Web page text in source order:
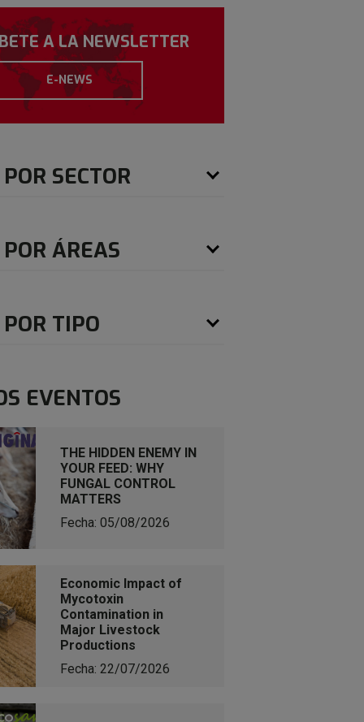
A LA NEWSLETTER
E-NEWS
SECTOR
ÁREAS
TIPO
EVENTOS
THE HIDDEN ENEMY IN
YOUR FEED: WHY
FUNGAL CONTROL
MATTERS
Fecha: 05/08/2026
Economic Impact of
Mycotoxin
Contamination in
Major Livestock
Productions
Fecha: 22/07/2026